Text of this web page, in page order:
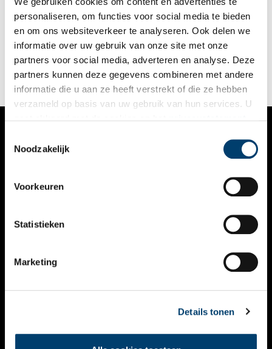
personaliseren, om functies voor social media te bieden
en om ons websiteverkeer te analyseren. Ook delen we
informatie over uw gebruik van onze site met onze
partners voor social media, adverteren en analyse. Deze
partners kunnen deze gegevens combineren met andere
informatie die u aan ze heeft verstrekt of die ze hebben
verzameld op basis van uw gebruik van hun services. U
Noodzakelijk
Voorkeuren
Statistieken
Marketing
Details tonen
In de tweewekelijkse H’ART Museum Podcast wordt iedere
aflevering één object uit de tentoonstelling ‘Julius Caesar’
uitgelicht en vanuit een nieuw perspectief bekeken. De
afleveringen zijn allemaal online te beluisteren.
1 min
VERHALEN
KALENDER
THEMA’S
VIDEO’S
CONTACT